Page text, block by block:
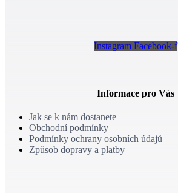
Instagram Facebook-f
Informace pro Vás
Jak se k nám dostanete
Obchodní podmínky
Podmínky ochrany osobních údajů
Způsob dopravy a platby